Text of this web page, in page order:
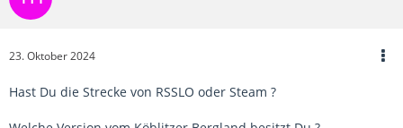
23. Oktober 2024
Hast Du die Strecke von RSSLO oder Steam ?